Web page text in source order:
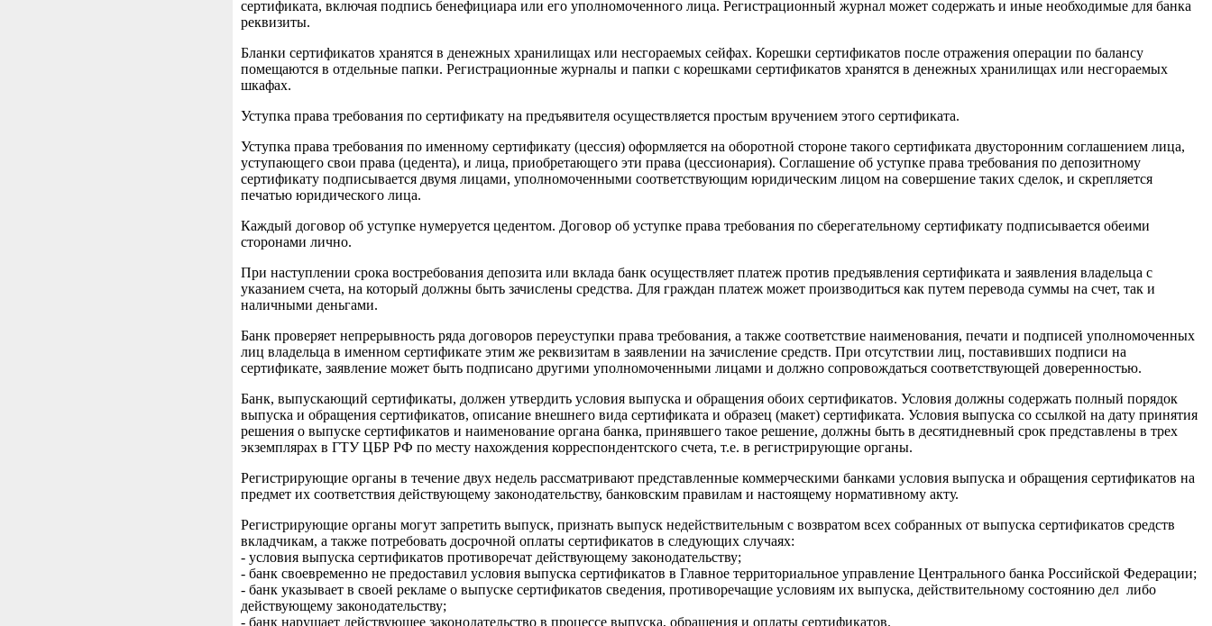
сертификата, включая подпись бенефициара или его уполномоченного лица. Регистрационный журнал может содержать и иные необходимые для банка
реквизиты.
Бланки сертификатов хранятся в денежных хранилищах или несгораемых сейфах. Корешки сертификатов после отражения операции по балансу
помещаются в отдельные папки. Регистрационные журналы и папки с корешками сертификатов хранятся в денежных хранилищах или несгораемых
шкафах.
Уступка права требования по сертификату на предъявителя осуществляется простым вручением этого сертификата.
Уступка права требования по именному сертификату (цессия) оформляется на оборотной стороне такого сертификата двусторонним соглашением лица,
уступающего свои права (цедента), и лица, приобретающего эти права (цессионария). Соглашение об уступке права требования по депозитному
сертификату подписывается двумя лицами, уполномоченными соответствующим юридическим лицом на совершение таких сделок, и скрепляется
печатью юридического лица.
Каждый договор об уступке нумеруется цедентом. Договор об уступке права требования по сберегательному сертификату подписывается обеими
сторонами лично.
При наступлении срока востребования депозита или вклада банк осуществляет платеж против предъявления сертификата и заявления владельца с
указанием счета, на который должны быть зачислены средства. Для граждан платеж может производиться как путем перевода суммы на счет, так и
наличными деньгами.
Банк проверяет непрерывность ряда договоров переуступки права требования, а также соответствие наименования, печати и подписей уполномоченных
лиц владельца в именном сертификате этим же реквизитам в заявлении на зачисление средств. При отсутствии лиц, поставивших подписи на
сертификате, заявление может быть подписано другими уполномоченными лицами и должно сопровождаться соответствующей доверенностью.
Банк, выпускающий сертификаты, должен утвердить условия выпуска и обращения обоих сертификатов. Условия должны содержать полный порядок
выпуска и обращения сертификатов, описание внешнего вида сертификата и образец (макет) сертификата. Условия выпуска со ссылкой на дату принятия
решения о выпуске сертификатов и наименование органа банка, принявшего такое решение, должны быть в десятидневный срок представлены в трех
экземплярах в ГТУ ЦБР РФ по месту нахождения корреспондентского счета, т.е. в регистрирующие органы.
Регистрирующие органы в течение двух недель рассматривают представленные коммерческими банками условия выпуска и обращения сертификатов на
предмет их соответствия действующему законодательству, банковским правилам и настоящему нормативному акту.
Регистрирующие органы могут запретить выпуск, признать выпуск недействительным с возвратом всех собранных от выпуска сертификатов средств
вкладчикам, а также потребовать досрочной оплаты сертификатов в следующих случаях:
- условия выпуска сертификатов противоречат действующему законодательству;
- банк своевременно не предоставил условия выпуска сертификатов в Главное территориальное управление Центрального банка Российской Федерации;
- банк указывает в своей рекламе о выпуске сертификатов сведения, противоречащие условиям их выпуска, действительному состоянию дел либо
действующему законодательству;
- банк нарушает действующее законодательство в процессе выпуска, обращения и оплаты сертификатов.